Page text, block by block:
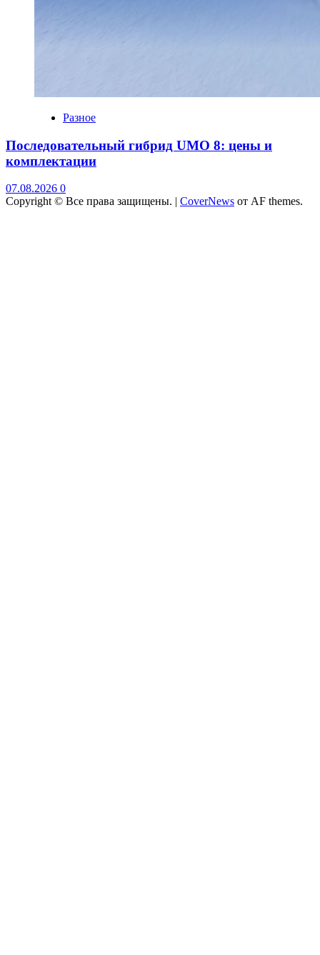
Разное
Последовательный гибрид UMO 8: цены и
комплектации
07.08.2026 0
Copyright © Все права защищены. | CoverNews от AF themes.